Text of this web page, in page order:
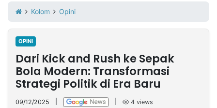
Iklan
Berita
Kami
Nasional
International
Olahraga
Entertainment
Daerah
Pariwisata
Kuliner
Kolom
Network
Kolom Opini
OPINI
Dari Kick and Rush ke Sepak
Bola Modern: Transformasi
Strategi Politik di Era Baru
09/12/2025 4 views